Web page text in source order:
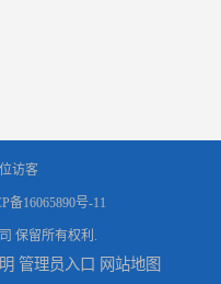
位访客
备16065890号-11
保留所有权利.
管理员入口 网站地图